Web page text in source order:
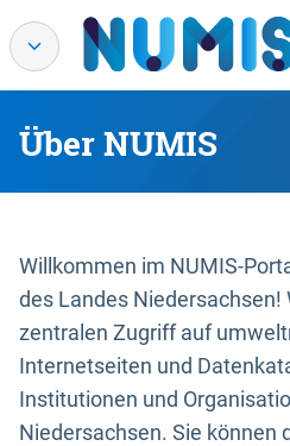
Über NUMIS
Willkommen im NUMIS-
des Landes Niedersachsen!
zentralen Zugriff auf
Internetseiten und
Institutionen und
Niedersachsen. Sie können